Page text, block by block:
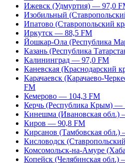
Ижевск (Удмуртия) — 97,0
Изобильный
Ипатово (Ставропольский
Иркутск — 88,5 FM
Йошкар-Ола (Республика
Казань (Республика
Калининград — 97,0 FM
Каневская (Краснодарский
Карачаевск (Карачаево-
FM
Кемерово — 104,3 FM
Керчь (Республика Крым) —
Кинешма (Ивановская обл.)
Киров — 90,8 FM
Кирсанов (Тамбовская
Кисловодск
Комсомольск-на-Амуре
Копейск (Челябинская обл.)